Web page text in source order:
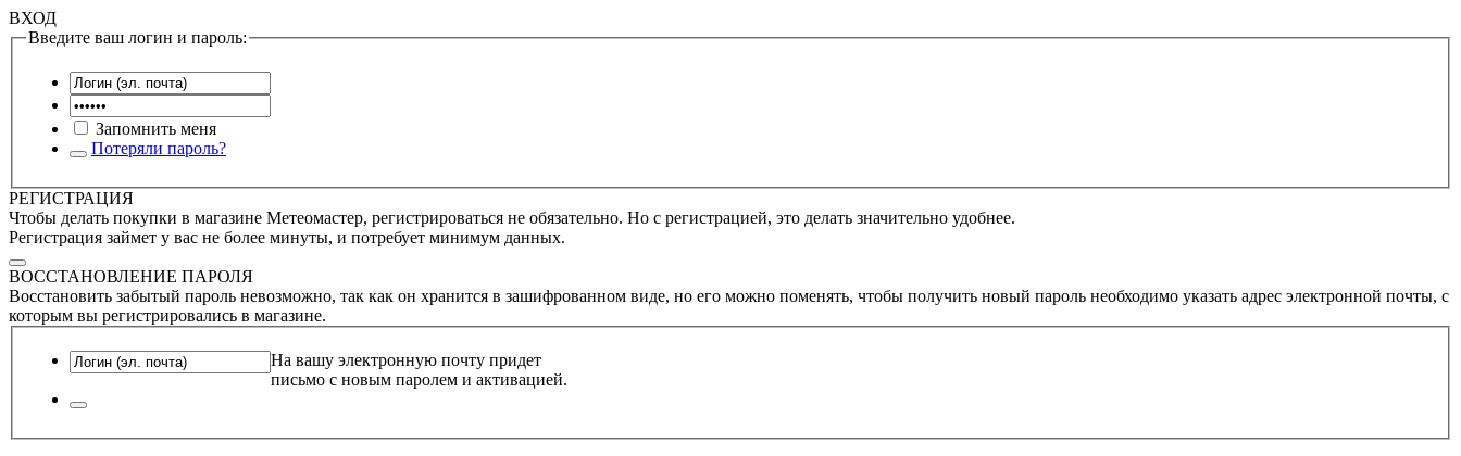
ВХОД
Введите ваш логин и пароль:
Запомнить меня
Потеряли пароль?
РЕГИСТРАЦИЯ
Чтобы делать покупки в магазине Метеомастер, регистрироваться не обязательно. Но с регистрацией, это делать значительно удобнее.
Регистрация займет у вас не более минуты, и потребует минимум данных.
ВОССТАНОВЛЕНИЕ ПАРОЛЯ
Восстановить забытый пароль невозможно, так как он хранится в зашифрованном виде, но его можно поменять, чтобы получить новый пароль необходимо указать адрес электронной почты, с
которым вы регистрировались в магазине.
На вашу электронную почту придет
письмо с новым паролем и активацией.